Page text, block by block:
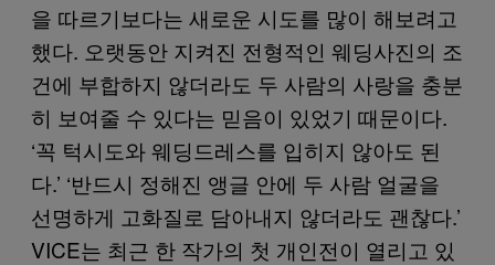
을 따르기보다는 새로운 시도를 많이 해보려고
했다. 오랫동안 지켜진 전형적인 웨딩사진의 조
건에 부합하지 않더라도 두 사람의 사랑을 충분
히 보여줄 수 있다는 믿음이 있었기 때문이다.
‘꼭 턱시도와 웨딩드레스를 입히지 않아도 된
다.’ ‘반드시 정해진 앵글 안에 두 사람 얼굴을
선명하게 고화질로 담아내지 않더라도 괜찮다.’
VICE는 최근 한 작가의 첫 개인전이 열리고 있